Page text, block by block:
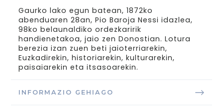
Gaurko lako egun batean, 1872ko
abenduaren 28an, Pio Baroja Nessi idazlea,
98ko belaunaldiko ordezkaririk
handienetakoa, jaio zen Donostian. Lotura
berezia izan zuen beti jaioterriarekin,
Euzkadirekin, historiarekin, kulturarekin,
paisaiarekin eta itsasoarekin.
INFORMAZIO GEHIAGO